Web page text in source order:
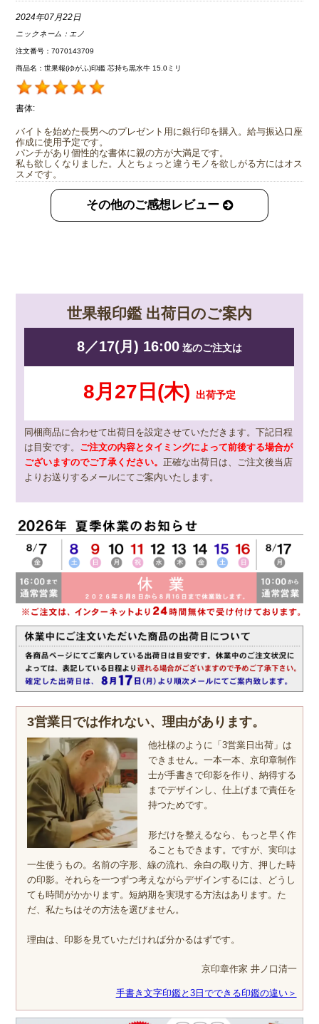
2024年07月22日
ニックネーム： エノ
注文番号：7070143709
商品名：世果報(ゆがふ)印鑑 芯持ち黒水牛 15.0ミリ
書体:
バイトを始めた長男へのプレゼント用に銀行印を購入。給与振込口座
作成に使用予定です。
パンチがあり個性的な書体に親の方が大満足です。
私も欲しくなりました。人とちょっと違うモノを欲しがる方にはオス
スメです。
その他のご感想レビュー
世果報印鑑 出荷日のご案内
同梱商品に合わせて出荷日を設定させていただきます。下記日程
は目安です。 ご注文の内容とタイミングによって前後する場合が
ございますのでご了承ください。正確な出荷日は、ご注文後当店
よりお送りするメールにてご案内いたします。
3営業日では作れない、理由があります。
他社様のように「3営業日出荷」は
できません。一本一本、京印章制作
士が手書きで印影を作り、納得する
までデザインし、仕上げまで責任を
持つためです。
形だけを整えるなら、もっと早く作
ることもできます。ですが、実印は
一生使うもの。名前の字形、線の流れ、余白の取り方、押した時
の印影。それらを一つずつ考えながらデザインするには、どうし
ても時間がかかります。短納期を実現する方法はあります。た
だ、私たちはその方法を選びません。
理由は、印影を見ていただければ分かるはずです。
京印章作家 井ノ口清一
手書き文字印鑑と3日でできる印鑑の違い＞